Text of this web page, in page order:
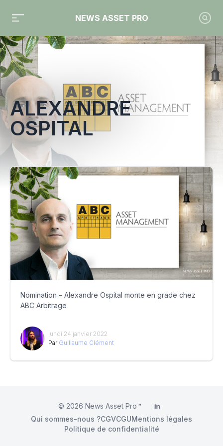
NEWS ASSET PRO
Toute l'actualité sur le tag "Alexandre Ospital"
ALEXANDRE
OSPITAL
Nomination – Alexandre Ospital monte en grade chez
ABC Arbitrage
lundi 24 janvier 2022
Par Guillaume Clément
© 2026 News Asset Pro™ LinkedIn
Qui sommes-nous ?CGVCGUMentions légales
Politique de confidentialité